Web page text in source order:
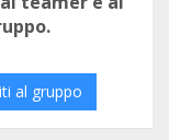
al gruppo